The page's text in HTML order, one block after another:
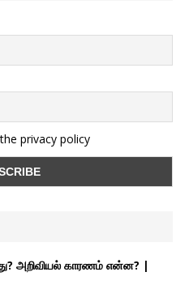
privacy policy
அறிவியல் காரணம் என்ன? |